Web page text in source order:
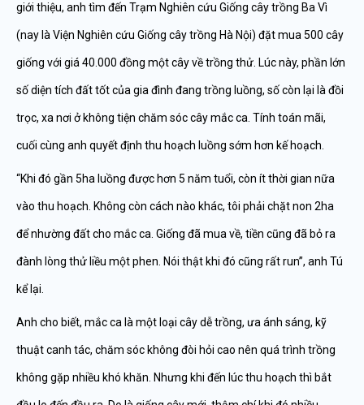
giới thiệu, anh tìm đến Trạm Nghiên cứu Giống cây trồng Ba Vì
(nay là Viện Nghiên cứu Giống cây trồng Hà Nội) đặt mua 500 cây
giống với giá 40.000 đồng một cây về trồng thử. Lúc này, phần lớn
số diện tích đất tốt của gia đình đang trồng luồng, số còn lại là đồi
trọc, xa nơi ở không tiện chăm sóc cây mắc ca. Tính toán mãi,
cuối cùng anh quyết định thu hoạch luồng sớm hơn kế hoạch.
“Khi đó gần 5ha luồng được hơn 5 năm tuổi, còn ít thời gian nữa
vào thu hoạch. Không còn cách nào khác, tôi phải chặt non 2ha
để nhường đất cho mắc ca. Giống đã mua về, tiền cũng đã bỏ ra
đành lòng thử liều một phen. Nói thật khi đó cũng rất run”, anh Tú
kể lại.
Anh cho biết, mắc ca là một loại cây dễ trồng, ưa ánh sáng, kỹ
thuật canh tác, chăm sóc không đòi hỏi cao nên quá trình trồng
không gặp nhiều khó khăn. Nhưng khi đến lúc thu hoạch thì bắt